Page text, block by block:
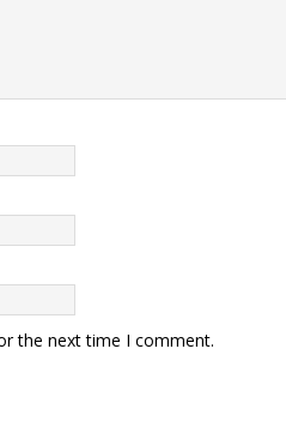
the next time I comment.